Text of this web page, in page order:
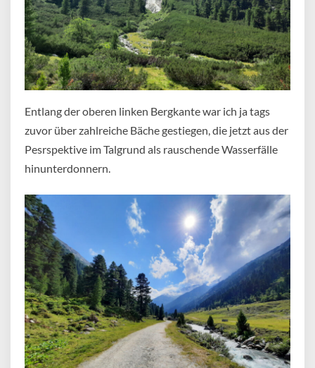
Entlang der oberen linken Bergkante war ich ja tags
zuvor über zahlreiche Bäche gestiegen, die jetzt aus der
Pesrspektive im Talgrund als rauschende Wasserfälle
hinunterdonnern.